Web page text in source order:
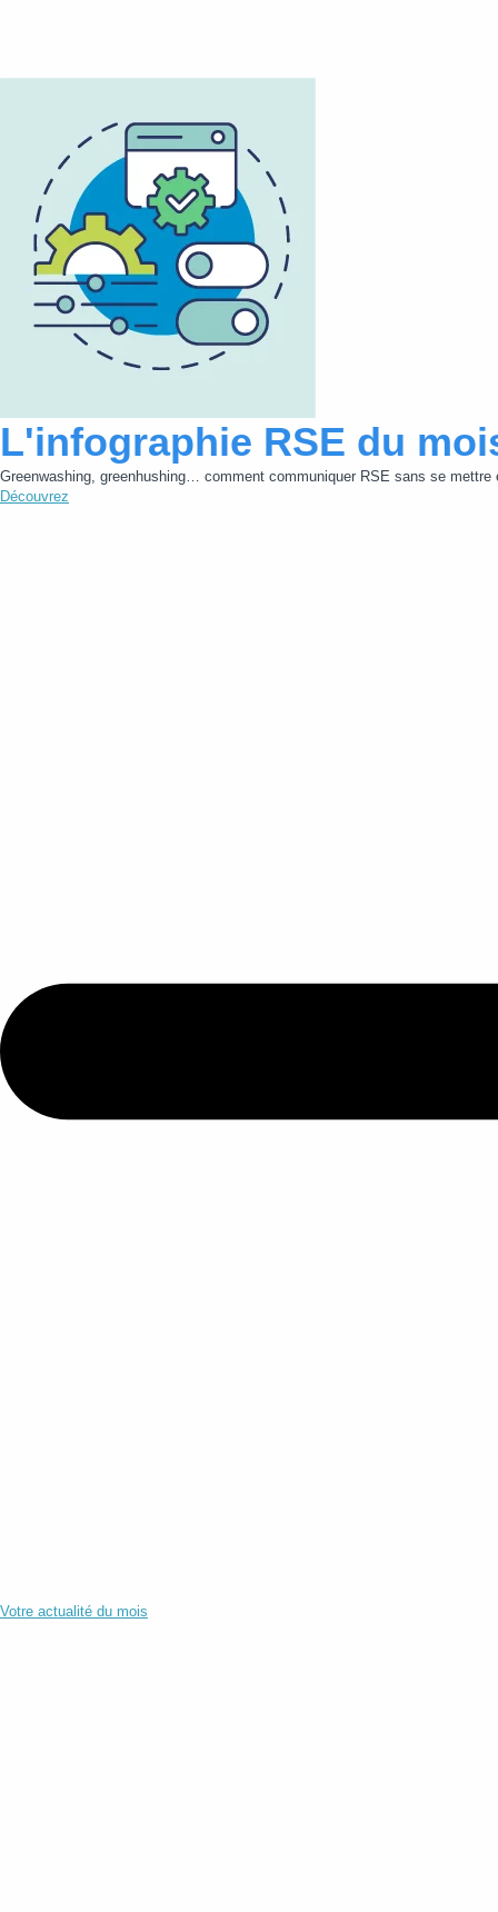
L'infographie RSE du
Greenwashing, greenhushing… comment communiquer RSE sans se mettre
Découvrez
Votre actualité du mois